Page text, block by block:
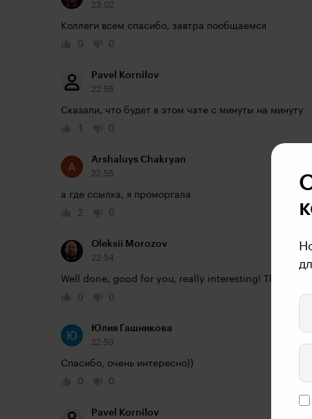
23:02
Коллеги всем спасибо, завтра пообщаемся
0
0
Pavel Kornilov
22:56
Сказали, что будет в этом чате с минуты на минуту
1
0
Arshaluys Chakryan
22:55
а где ссылка, я проморгала
2
0
Oleksii Morozov
22:54
Well done, good for you, really interesting! Thanks for
0
0
Юлия Гашникова
22:53
Спасибо, очень интересно))
0
0
Pavel Kornilov